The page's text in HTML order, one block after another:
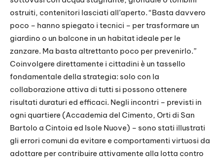
ostruiti, contenitori lasciati all’aperto. “Basta davvero
poco – hanno spiegato i tecnici – per trasformare un
giardino o un balcone in un habitat ideale per le
zanzare. Ma basta altrettanto poco per prevenirlo.”
Coinvolgere direttamente i cittadini è un tassello
fondamentale della strategia: solo con la
collaborazione attiva di tutti si possono ottenere
risultati duraturi ed efficaci. Negli incontri – previsti in
ogni quartiere (Accademia del Cimento, Orti di San
Bartolo a Cintoia ed Isole Nuove) – sono stati illustrati
gli errori comuni da evitare e comportamenti virtuosi da
adottare per contribuire attivamente alla lotta contro